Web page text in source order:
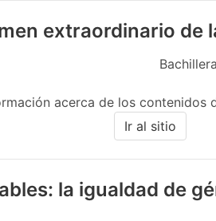
extraordinario de
acerca de los
Ir al sitio
la igualdad de